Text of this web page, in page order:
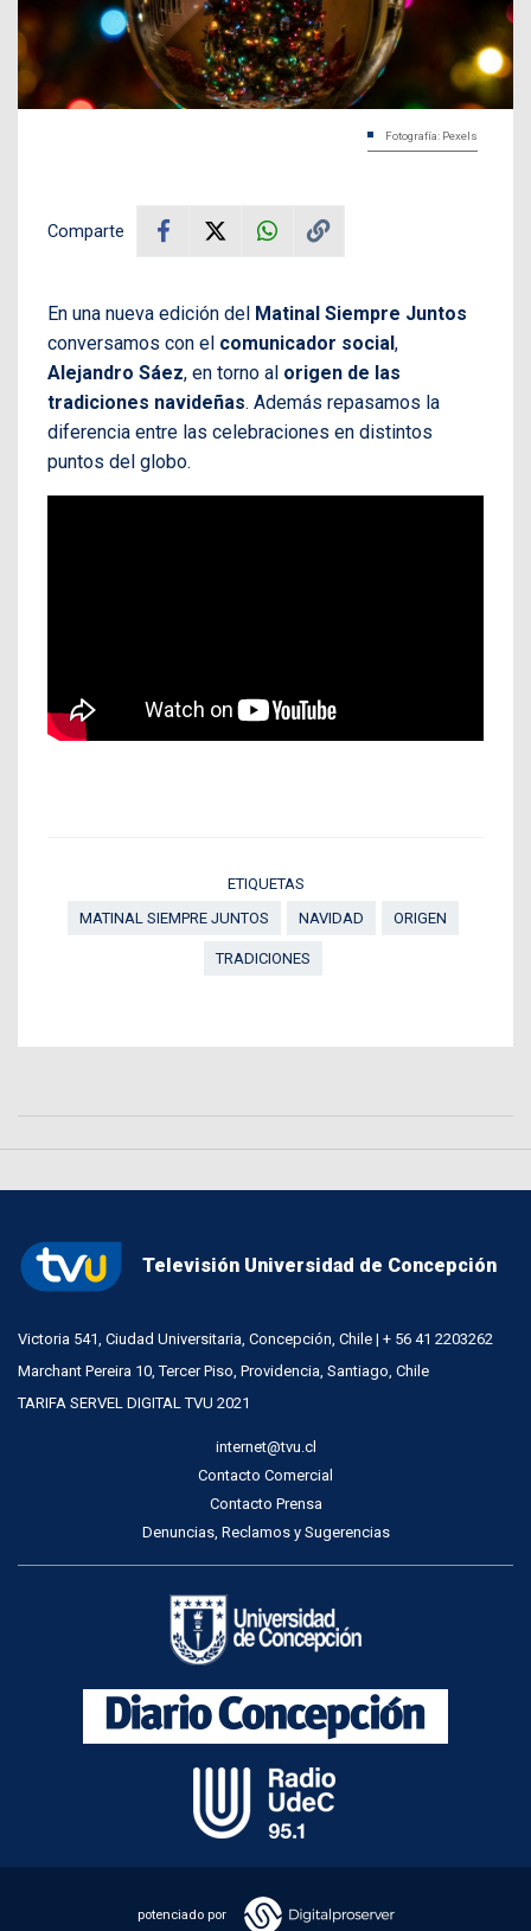
Fotografía: Pexels
Comparte
En una nueva edición del Matinal Siempre Juntos
conversamos con el comunicador social,
Alejandro Sáez, en torno al origen de las
tradiciones navideñas. Además repasamos la
diferencia entre las celebraciones en distintos
puntos del globo.
ETIQUETAS
MATINAL SIEMPRE JUNTOS
NAVIDAD ORIGEN
TRADICIONES
Televisión Universidad de Concepción
Victoria 541, Ciudad Universitaria, Concepción, Chile | + 56 41 2203262
Marchant Pereira 10, Tercer Piso, Providencia, Santiago, Chile
TARIFA SERVEL DIGITAL TVU 2021
internet@tvu.cl
Contacto Comercial
Contacto Prensa
Denuncias, Reclamos y Sugerencias
potenciado por